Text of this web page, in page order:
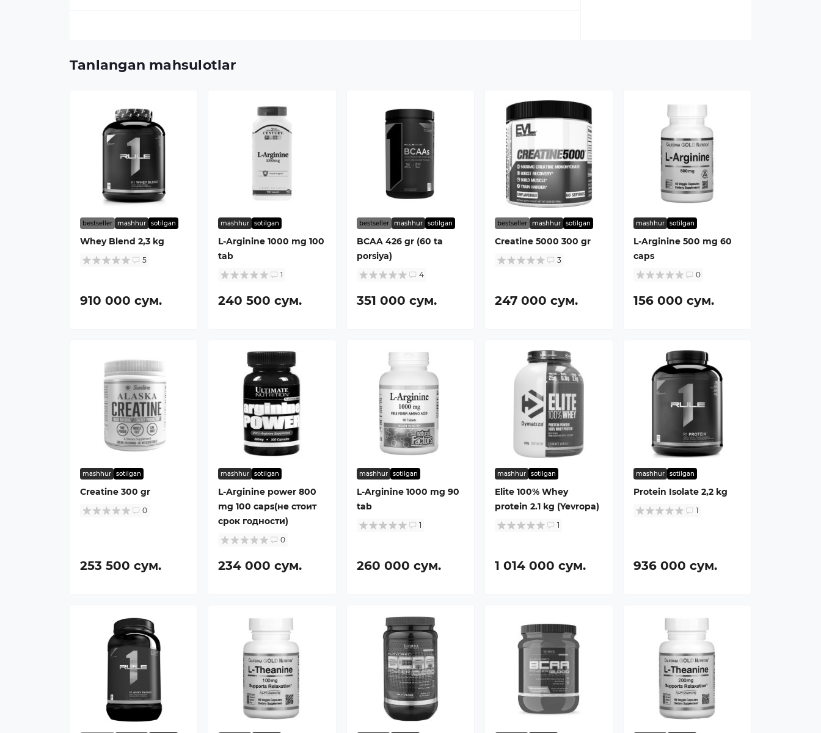
Tanlangan mahsulotlar
bestseller mashhur sotilgan
Whey Blend 2,3 kg
5
910 000 сум.
mashhur sotilgan
L-Arginine 1000 mg 100
tab
1
240 500 сум.
bestseller mashhur sotilgan
BCAA 426 gr (60 ta
porsiya)
4
351 000 сум.
bestseller mashhur sotilgan
Creatine 5000 300 gr
3
247 000 сум.
mashhur sotilgan
L-Arginine 500 mg 60
caps
0
156 000 сум.
mashhur sotilgan
Creatine 300 gr
0
253 500 сум.
mashhur sotilgan
L-Arginine power 800
mg 100 caps(не стоит
срок годности)
0
234 000 сум.
mashhur sotilgan
L-Arginine 1000 mg 90
tab
1
260 000 сум.
mashhur sotilgan
Elite 100% Whey
protein 2.1 kg (Yevropa)
1
1 014 000 сум.
mashhur sotilgan
Protein Isolate 2,2 kg
1
936 000 сум.